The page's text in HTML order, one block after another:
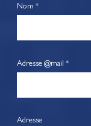
Nom *
Adresse @mail *
Adresse